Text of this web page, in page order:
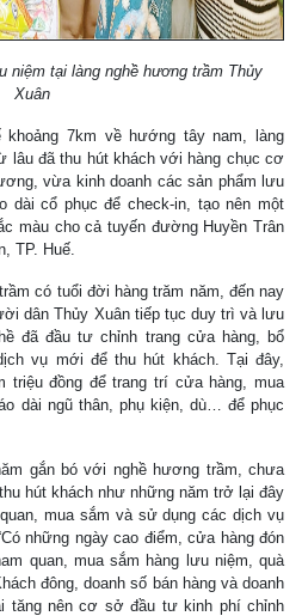
niệm tại làng nghề hương trầm Thủy
Xuân
khoảng 7km về hướng tây nam, làng
lâu đã thu hút khách với hàng chục cơ
vừa kinh doanh các sản phẩm lưu
dài cổ phục để check-in, tạo nên một
màu cho cả tuyến đường Huyền Trân
TP. Huế.
có tuổi đời hàng trăm năm, đến nay
dân Thủy Xuân tiếp tục duy trì và lưu
đã đầu tư chỉnh trang cửa hàng, bổ
vụ mới để thu hút khách. Tại đây,
đồng để trang trí cửa hàng, mua
dài ngũ thân, phụ kiện, dù… để phục
gắn bó với nghề hương trầm, chưa
hút khách như những năm trở lại đây
mua sắm và sử dụng các dịch vụ
những ngày cao điểm, cửa hàng đón
quan, mua sắm hàng lưu niệm, quà
đông, doanh số bán hàng và doanh
tăng nên cơ sở đầu tư kinh phí chỉnh